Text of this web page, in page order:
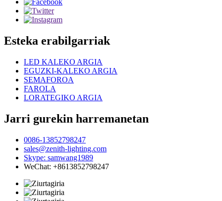
Esteka erabilgarriak
LED KALEKO ARGIA
EGUZKI-KALEKO ARGIA
SEMAFOROA
FAROLA
LORATEGIKO ARGIA
Jarri gurekin harremanetan
0086-13852798247
sales@zenith-lighting.com
Skype: samwang1989
WeChat: +8613852798247